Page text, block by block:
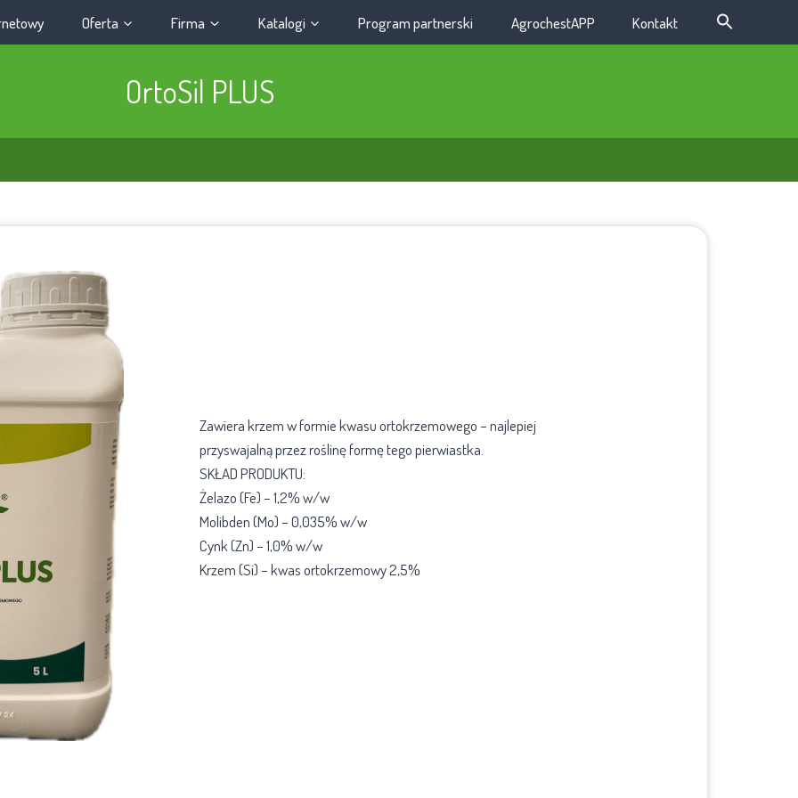
Oferta Firma Katalogi Program partnerski AgrochestAPP Kontakt
OrtoSil PLUS
Zawiera krzem w formie kwasu ortokrzemowego – najlepiej
przyswajalną przez roślinę formę tego pierwiastka.
SKŁAD PRODUKTU:
Żelazo (Fe) – 1,2% w/w
Molibden (Mo) – 0,035% w/w
Cynk (Zn) – 1,0% w/w
Krzem (Si) – kwas ortokrzemowy 2,5%